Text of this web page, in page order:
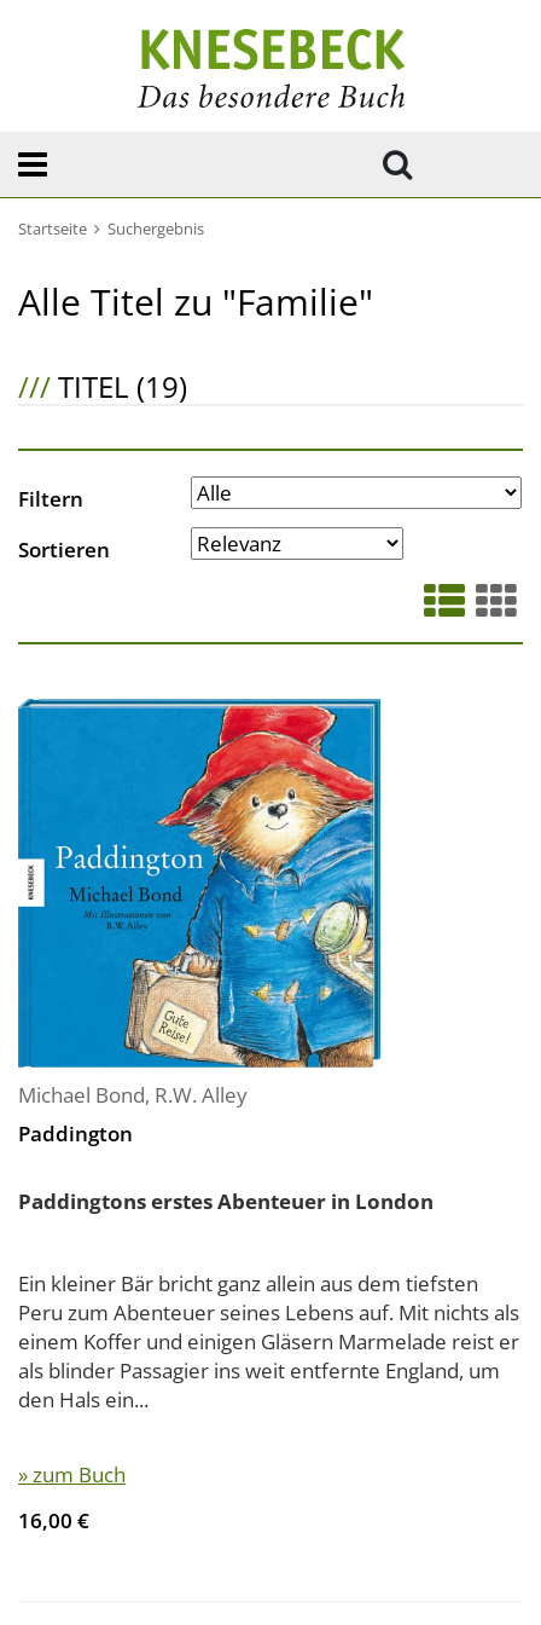
Startseite Suchergebnis
Alle Titel zu "Familie"
///TITEL (19)
Filtern
Sortieren
Michael Bond, R.W. Alley
Paddington
Paddingtons erstes Abenteuer in London
Ein kleiner Bär bricht ganz allein aus dem tiefsten
Peru zum Abenteuer seines Lebens auf. Mit nichts als
einem Koffer und einigen Gläsern Marmelade reist er
als blinder Passagier ins weit entfernte England, um
den Hals ein...
» zum Buch
16,00 €